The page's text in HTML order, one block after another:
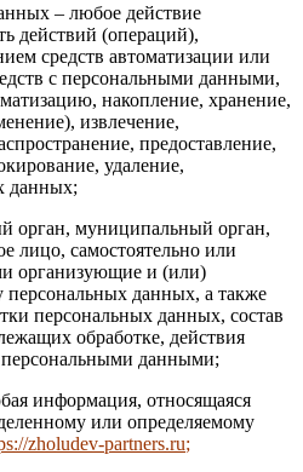
– любое действие
действий (операций),
средств автоматизации или
с персональными данными,
накопление, хранение,
извлечение,
предоставление,
удаление,
данных;
орган, муниципальный орган,
лицо, самостоятельно или
организующие и (или)
данных, а также
персональных данных, состав
обработке, действия
данными;
информация, относящаяся
или определяемому
zholudev-partners.ru;